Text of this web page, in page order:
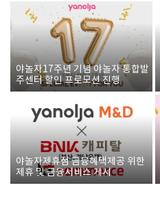
야놀자17주년 기념 야놀자 통합발
주센터 할인 프로모션 진행
야놀자제휴점 금융혜택제공 위한
제휴 및 금융서비스 게시